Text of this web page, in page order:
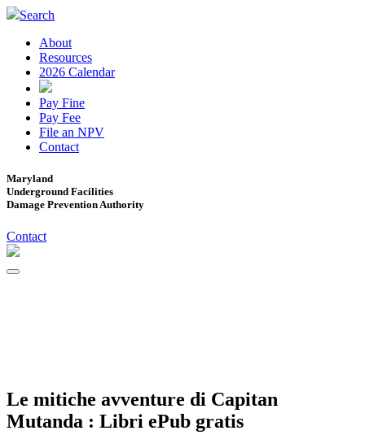
Search
About
Resources
2026 Calendar
Pay Fine
Pay Fee
File an NPV
Contact
Maryland
Underground Facilities
Damage Prevention Authority
Contact
Le mitiche avventure di Capitan
Mutanda : Libri ePub gratis